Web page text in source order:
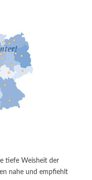
tiefe Weisheit der
nahe und empfiehlt